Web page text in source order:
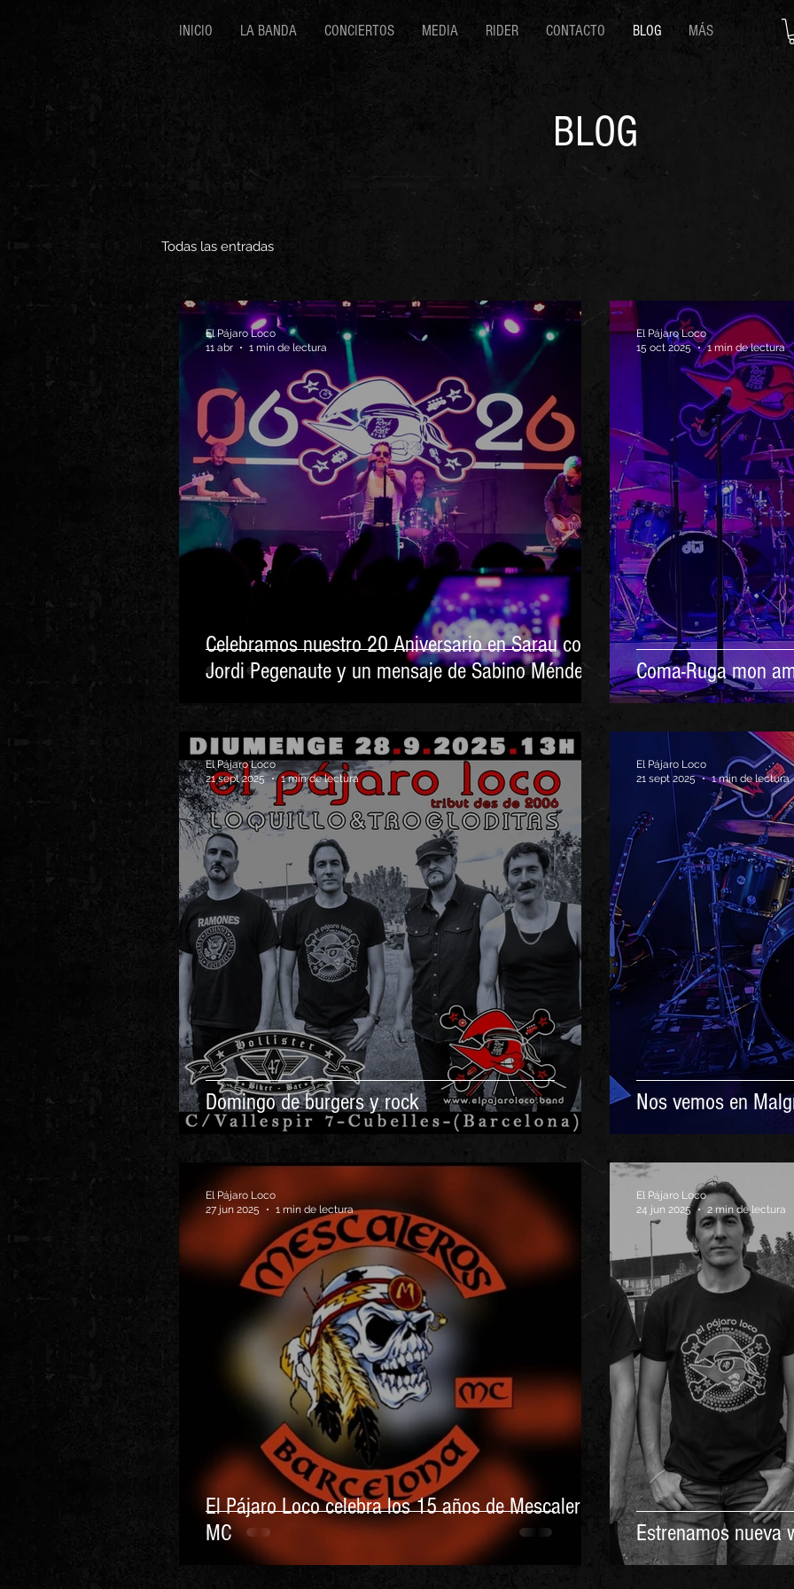
INICIO LA BANDA CONCIERTOS MEDIA RIDER CONTACTO BLOG MÁS
BLOG
Todas las entradas
Celebramos nuestro 20 Aniversario en Sarau con
Jordi Pegenaute y un mensaje de Sabino Méndez
El Pájaro Loco
11 abr
1 min de lectura
Coma-Ruga mon
El Pájaro Loco
15 oct 2025
1 min de lectura
Domingo de burgers y rock
El Pájaro Loco
21 sept 2025
1 min de lectura
Nos vemos en
El Pájaro Loco
21 sept 2025
1 min de lectura
El Pájaro Loco celebra los 15 años de Mescaleros
MC
El Pájaro Loco
27 jun 2025
1 min de lectura
Estrenamos nueva
El Pájaro Loco
24 jun 2025
2 min de lectura